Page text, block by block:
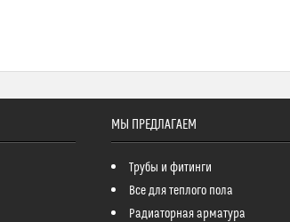
МЫ ПРЕДЛАГАЕМ
Трубы и фитинги
Все для теплого пола
Радиаторная арматура